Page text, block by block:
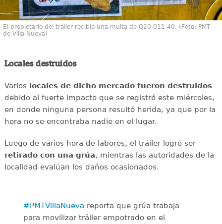
El propietario del tráiler recibió una multa de Q20,011.40. (Foto: PMT
de Villa Nueva)
Locales destruidos
Varios locales de dicho mercado fueron destruidos
debido al fuerte impacto que se registró este miércoles,
en donde ninguna persona resultó herida, ya que por la
hora no se encontraba nadie en el lugar.
Luego de varios hora de labores, el tráiler logró ser
retirado con una grúa, mientras las autoridades de la
localidad evalúan los daños ocasionados.
#PMTVillaNueva reporta que grúa trabaja
para movilizar tráiler empotrado en el